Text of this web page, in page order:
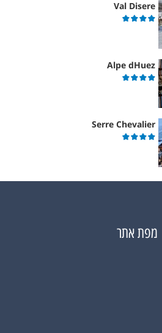
Val Disere
Alpe dHuez
Serre Chevalier
מפת אתר